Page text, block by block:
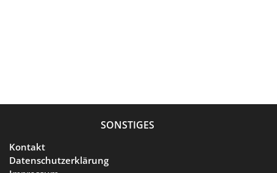
SONSTIGES
Kontakt
Datenschutzerklärung